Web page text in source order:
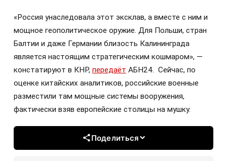
«Россия унаследовала этот эксклав, а вместе с ним и
мощное геополитическое оружие. Для Польши, стран
Балтии и даже Германии близость Калининграда
является настоящим стратегическим кошмаром», —
констатируют в КНР, передаёт АБН24. Сейчас, по
оценке китайских аналитиков, российские военные
разместили там мощные системы вооружения,
фактически взяв европейские столицы на мушку.
Поделиться